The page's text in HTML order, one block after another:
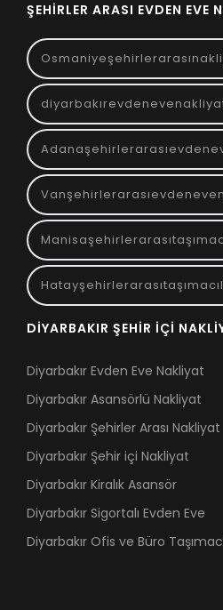
ŞEHIRLER ARASI EVDEN EVE
DIYARBAKIR ŞEHIR İÇI
Diyarbakır Evden Eve Nakliyat
Diyarbakır Asansörlü Nakliyat
Diyarbakır Şehirler Arası Nakliyat
Diyarbakır Şehir içi Nakliyat
Diyarbakır Kiralık Asansör
Diyarbakır Sigortalı Evden Eve
Diyarbakır Ofis ve Büro